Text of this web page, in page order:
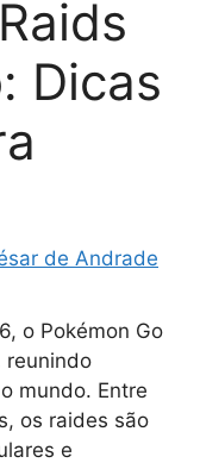
Dicas
de Andrade
o Pokémon Go
reunindo
mundo. Entre
os raides são
e